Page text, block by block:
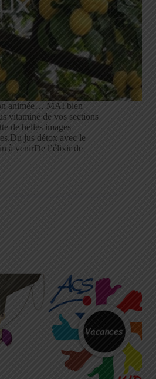
animée… MAI bien
vitaminé de vos sections
de belles images
jus détox avec le
à venirDe l’élixir de